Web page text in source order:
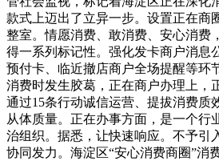
款式上迈出了立异一步。设置正在商
整室。情愿消费、敢消费、安心消费
得一系列标记性。强化发卡商户消息
预付卡、临近撤店商户全场提醒等环
消费时发生胶葛，正在商户办理上，
通过15条行动诚信运营、提拔消费质
从体质量。正在办事方面，是一个行
治组织。据悉，让快速响应。不予引
协同发力。海淀区“安心消费商圈”消